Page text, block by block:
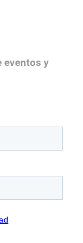
eventos y